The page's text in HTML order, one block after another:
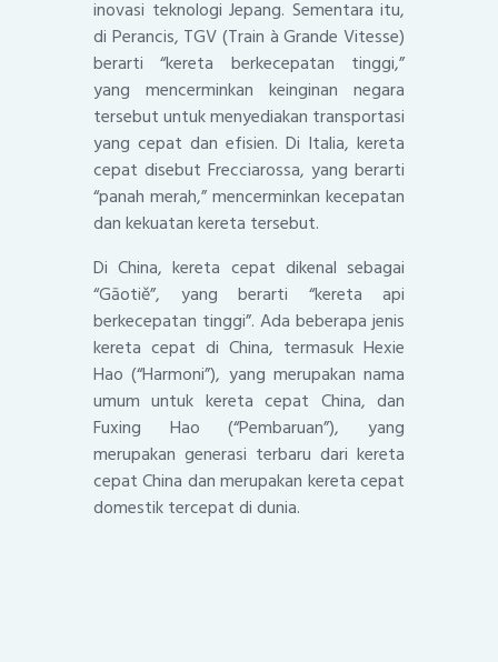
inovasi teknologi Jepang. Sementara itu,
di Perancis, TGV (Train à Grande Vitesse)
berarti “kereta berkecepatan tinggi,”
yang mencerminkan keinginan negara
tersebut untuk menyediakan transportasi
yang cepat dan efisien. Di Italia, kereta
cepat disebut Frecciarossa, yang berarti
“panah merah,” mencerminkan kecepatan
dan kekuatan kereta tersebut.
Di China, kereta cepat dikenal sebagai
“Gāotiě”, yang berarti “kereta api
berkecepatan tinggi”. Ada beberapa jenis
kereta cepat di China, termasuk Hexie
Hao (“Harmoni”), yang merupakan nama
umum untuk kereta cepat China, dan
Fuxing Hao (“Pembaruan”), yang
merupakan generasi terbaru dari kereta
cepat China dan merupakan kereta cepat
domestik tercepat di dunia.